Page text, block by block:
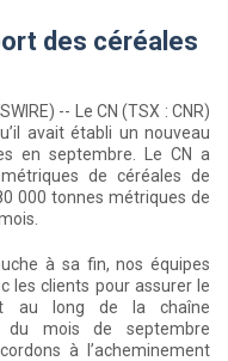
des céréales
-- Le CN (TSX : CNR)
avait établi un nouveau
en septembre. Le CN a
de céréales de
000 tonnes métriques de
à sa fin, nos équipes
les clients pour assurer le
au long de la chaîne
du mois de septembre
à l’acheminement